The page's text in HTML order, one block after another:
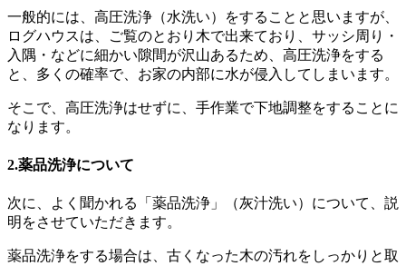
一般的には、高圧洗浄（水洗い）をすることと思いますが、
ログハウスは、ご覧のとおり木で出来ており、サッシ周り・
入隅・などに細かい隙間が沢山あるため、高圧洗浄をする
と、多くの確率で、お家の内部に水が侵入してしまいます。
そこで、高圧洗浄はせずに、手作業で下地調整をすることに
なります。
2.薬品洗浄について
次に、よく聞かれる「薬品洗浄」（灰汁洗い）について、説
明をさせていただきます。
薬品洗浄をする場合は、古くなった木の汚れをしっかりと取